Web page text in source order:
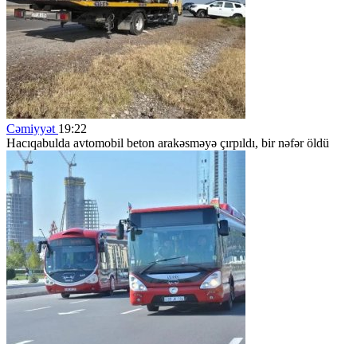
Cəmiyyət 19:22
Hacıqabulda avtomobil beton arakəsməyə çırpıldı, bir nəfər öldü